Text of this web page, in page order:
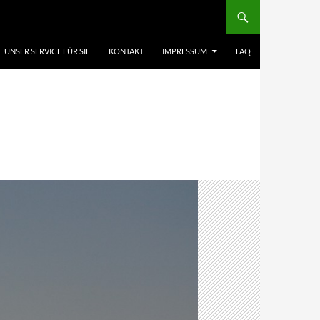
UNSER SERVICE FÜR SIE KONTAKT IMPRESSUM FAQ